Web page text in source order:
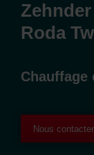
Zehnder
Roda
Chauffage
Nous contacter